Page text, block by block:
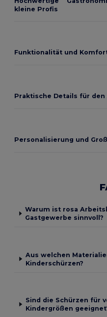
kleine Profis
Funktionalität und
Praktische Details für den
Personalisierung und
Warum ist rosa
Gastgewerbe sinnvoll?
Aus welchen
Kinderschürzen?
Sind die Schürzen für
Kindergrößen